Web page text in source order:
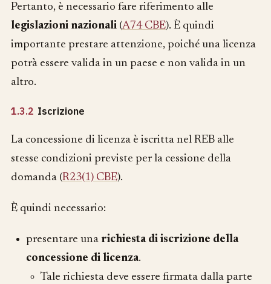
Pertanto, è necessario fare riferimento alle
legislazioni nazionali (A74 CBE). È quindi
importante prestare attenzione, poiché una licenza
potrà essere valida in un paese e non valida in un
altro.
1.3.2 Iscrizione
La concessione di licenza è iscritta nel REB alle
stesse condizioni previste per la cessione della
domanda (R23(1) CBE).
È quindi necessario:
presentare una richiesta di iscrizione della
concessione di licenza.
Tale richiesta deve essere firmata dalla parte